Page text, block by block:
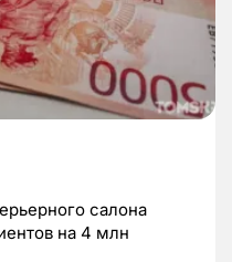
салона
на 4 млн